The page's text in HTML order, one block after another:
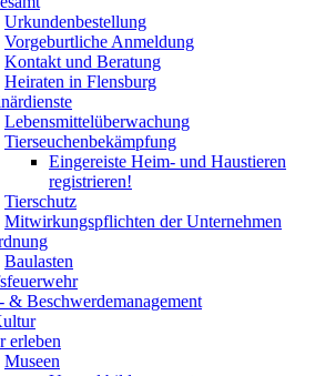
Urkundenbestellung
Vorgeburtliche Anmeldung
Kontakt und Beratung
Heiraten in Flensburg
Lebensmittelüberwachung
Tierseuchenbekämpfung
Eingereiste Heim- und Haustieren
registrieren!
Tierschutz
Mitwirkungspflichten der Unternehmen
Baulasten
& Beschwerdemanagement
erleben
Museen